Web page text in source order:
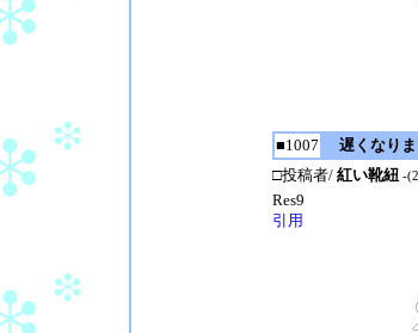
■1007
遅くなりま
□投稿者/ 紅い靴紐 -
Res9
引用